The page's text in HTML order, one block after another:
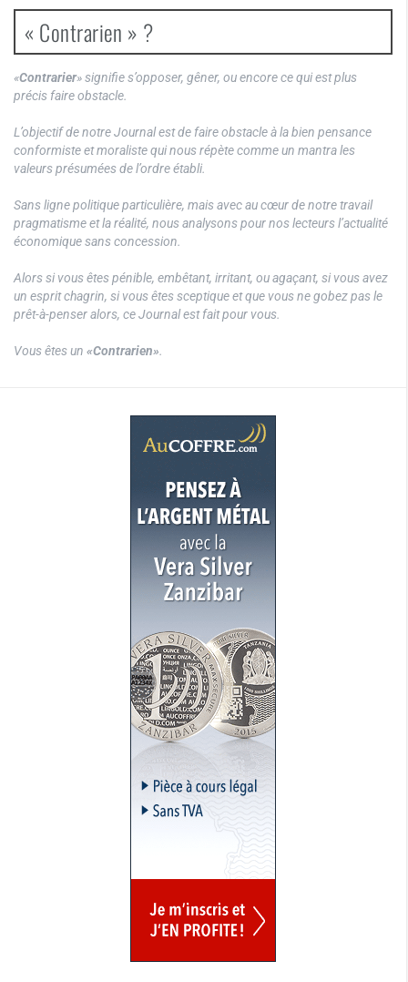
« Contrarien » ?
«Contrarier» signifie s’opposer, gêner, ou encore ce qui est plus
précis faire obstacle.
L’objectif de notre Journal est de faire obstacle à la bien pensance
conformiste et moraliste qui nous répète comme un mantra les
valeurs présumées de l’ordre établi.
Sans ligne politique particulière, mais avec au cœur de notre travail
pragmatisme et la réalité, nous analysons pour nos lecteurs l’actualité
économique sans concession.
Alors si vous êtes pénible, embêtant, irritant, ou agaçant, si vous avez
un esprit chagrin, si vous êtes sceptique et que vous ne gobez pas le
prêt-à-penser alors, ce Journal est fait pour vous.
Vous êtes un «Contrarien».